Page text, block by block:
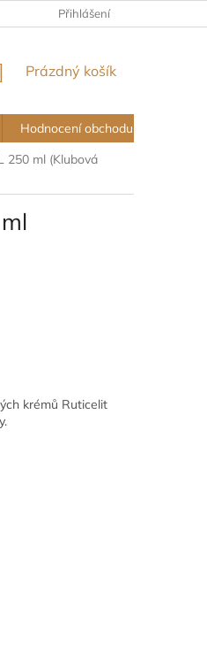
Přihlášení
NÁKUPNÍ
Prázdný košík
Hodnocení obchodu
250 ml (Klubová
krémů Ruticelit